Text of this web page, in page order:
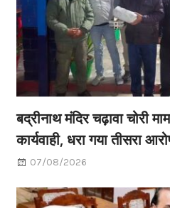
बद्रीनाथ मंदिर चढ़ावा चोरी
कार्यवाही, धरा गया तीसरा
07/08/2026